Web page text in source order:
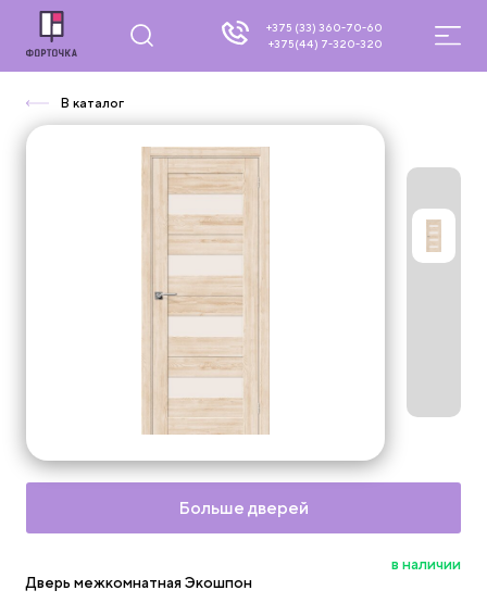
+375 (33) 360-70-60
+375(44) 7-320-320
В каталог
Больше дверей
в наличии
Дверь межкомнатная Экошпон